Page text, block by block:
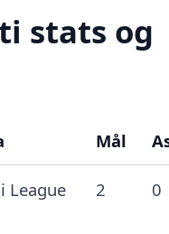
stats og
Mål
League 2 0